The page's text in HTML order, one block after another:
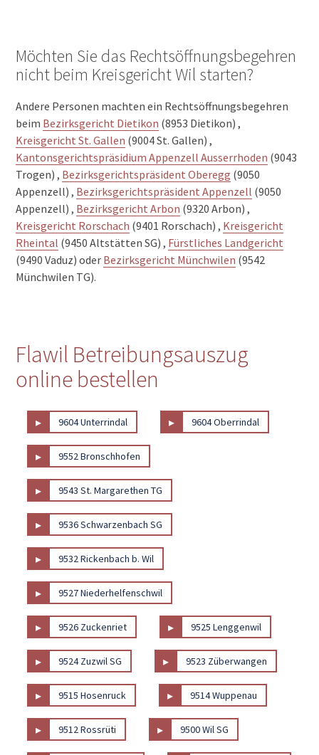
Möchten Sie das Rechtsöffnungsbegehren
nicht beim Kreisgericht Wil starten?
Andere Personen machten ein Rechtsöffnungsbegehren
beim Bezirksgericht Dietikon (8953 Dietikon) ,
Kreisgericht St. Gallen (9004 St. Gallen) ,
Kantonsgerichtspräsidium Appenzell Ausserrhoden (9043
Trogen) , Bezirksgerichtspräsident Oberegg (9050
Appenzell) , Bezirksgerichtspräsident Appenzell (9050
Appenzell) , Bezirksgericht Arbon (9320 Arbon) ,
Kreisgericht Rorschach (9401 Rorschach) , Kreisgericht
Rheintal (9450 Altstätten SG) , Fürstliches Landgericht
(9490 Vaduz) oder Bezirksgericht Münchwilen (9542
Münchwilen TG).
Flawil Betreibungsauszug
online bestellen
▸ 9604 Unterrindal ▸ 9604 Oberrindal
▸ 9552 Bronschhofen
▸ 9543 St. Margarethen TG
▸ 9536 Schwarzenbach SG
▸ 9532 Rickenbach b. Wil
▸ 9527 Niederhelfenschwil
▸ 9526 Zuckenriet ▸ 9525 Lenggenwil
▸ 9524 Zuzwil SG ▸ 9523 Züberwangen
▸ 9515 Hosenruck ▸ 9514 Wuppenau
▸ 9512 Rossrüti ▸ 9500 Wil SG